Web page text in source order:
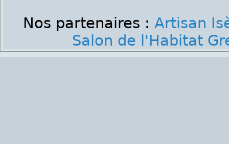
Nos partenaires : Artisan
Salon de l'Habitat